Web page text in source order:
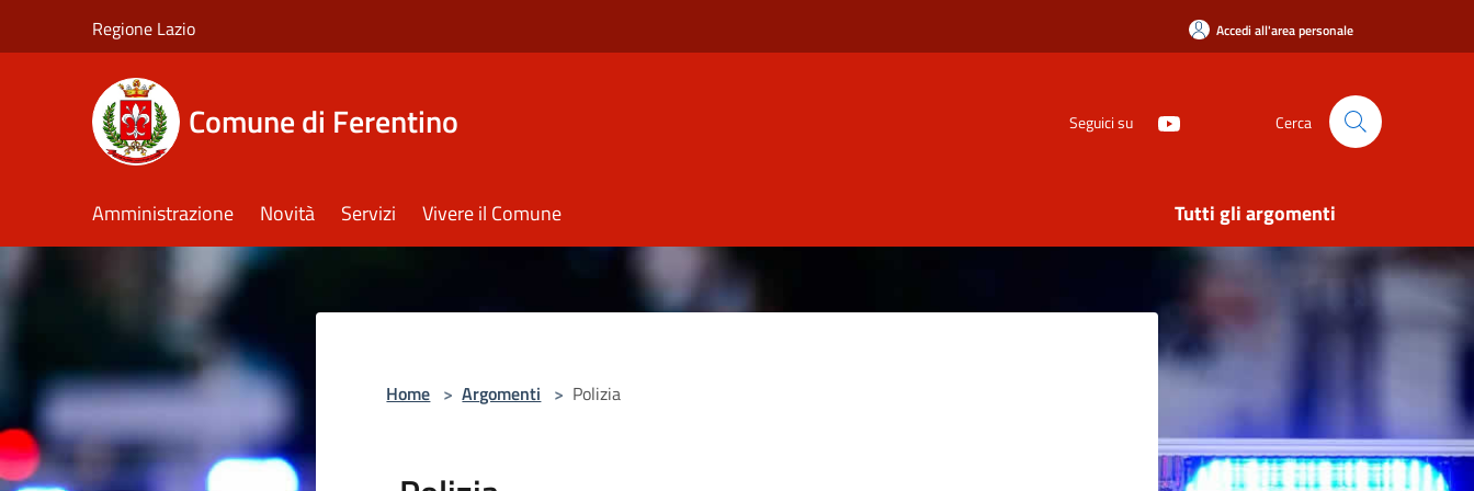
Regione Lazio Accedi all'area personale
Comune di Ferentino Seguici su Cerca
Amministrazione Novità Servizi Vivere il Comune Tutti gli argomenti
Home > Argomenti > Polizia